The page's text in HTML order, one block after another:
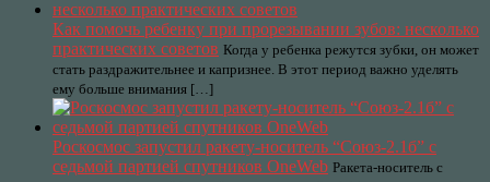
Как помочь ребенку при прорезывании зубов: несколько
практических советов Когда у ребенка режутся зубки, он может
стать раздражительнее и капризнее. В этот период важно уделять
ему больше внимания […]
Роскосмос запустил ракету-носитель “Союз-2.1б” с
седьмой партией спутников OneWeb Ракета-носитель с